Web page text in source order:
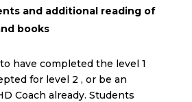
and additional reading of
books
have completed the level 1
for level 2 , or be an
Coach already. Students